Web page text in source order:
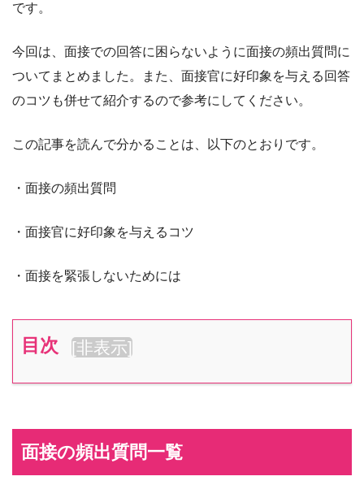
です。
今回は、面接での回答に困らないように面接の頻出質問に
ついてまとめました。また、面接官に好印象を与える回答
のコツも併せて紹介するので参考にしてください。
この記事を読んで分かることは、以下のとおりです。
・面接の頻出質問
・面接官に好印象を与えるコツ
・面接を緊張しないためには
目次 [非表示]
面接の頻出質問一覧